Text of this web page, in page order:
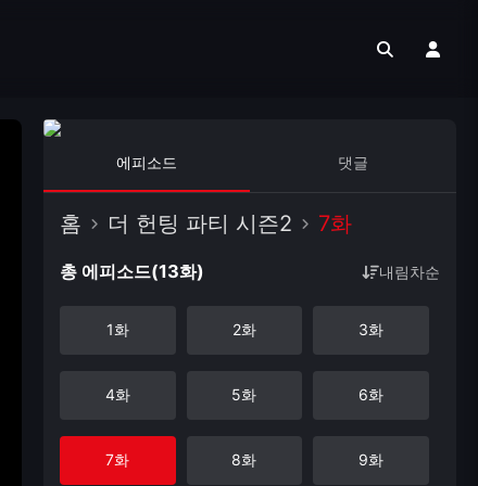
에피소드 댓글
홈 더 헌팅 파티 시즌2 7화
총 에피소드(13화) 내림차순
1화 2화 3화
4화 5화 6화
7화 8화 9화